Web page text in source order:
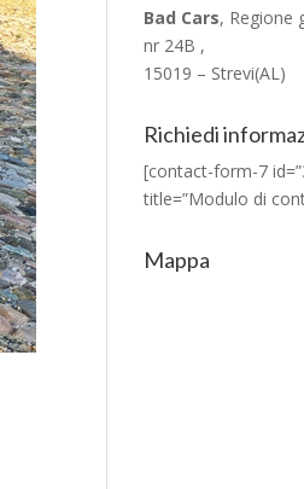
Bad Cars, Regione
nr 24B ,
15019 – Strevi(AL)
Richiedi
[contact-form-7
title=”Modulo di
Mappa